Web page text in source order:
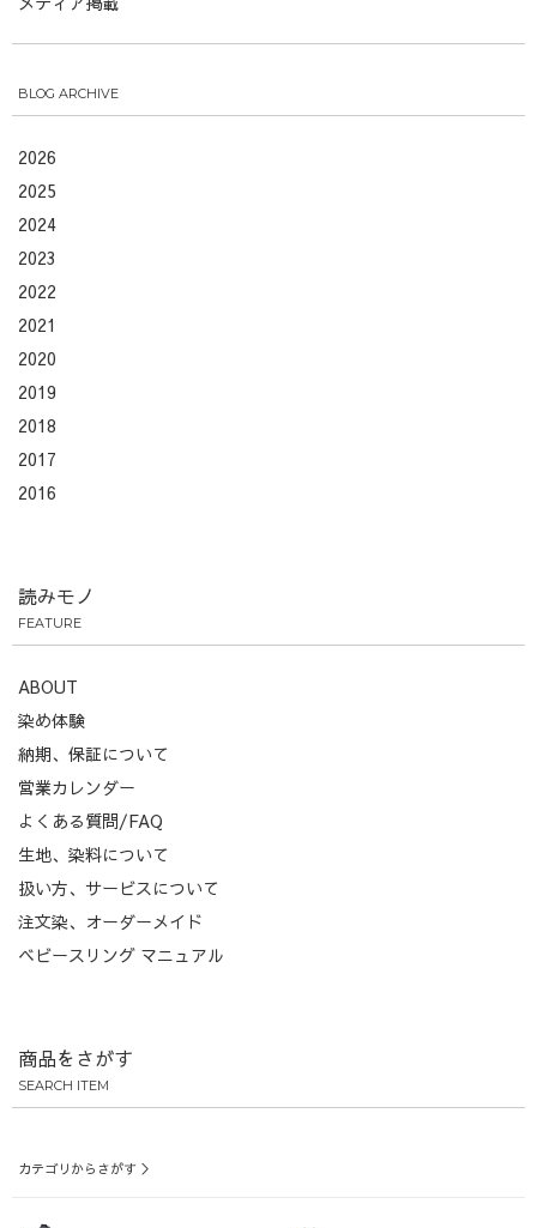
BLOG ARCHIVE
2026
2025
2024
2023
2022
2021
2020
2019
2018
2017
2016
読みモノ
FEATURE
ABOUT
染め体験
納期、保証について
営業カレンダー
よくある質問/FAQ
生地、染料について
扱い方、サービスについて
注文染、オーダーメイド
ベビースリング マニュアル
商品をさがす
SEARCH ITEM
カテゴリからさがす ＞